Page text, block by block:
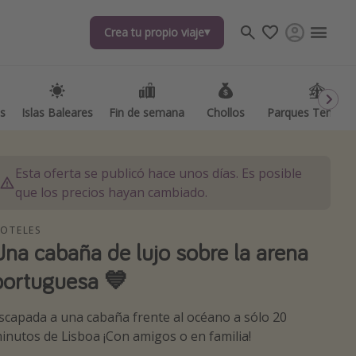
Crea tu propio viaje
Islas Baleares Fin de semana Chollos Parques
Crea tu propio viaje
Islas Baleares Fin de semana Chollos Parques
destinos
Esta oferta se publicó hace unos días. Es posible
que los precios hayan cambiado.
cabaña de lujo sobre la arena
💙
a una cabaña frente al océano a sólo 20
de Lisboa ¡Con amigos o en familia!